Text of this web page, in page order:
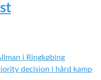
i Ringkøbing
decision i hård kamp